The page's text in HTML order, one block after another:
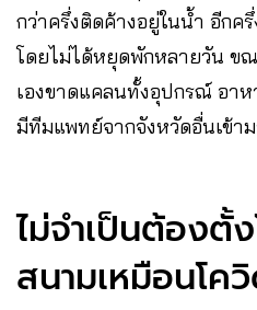
กว่าครึ่งติดค้างอยู่ในน้ำ อีกค
โดยไม่ได้หยุดพักหลายวัน ข
เองขาดแคลนทั้งอุปกรณ์ อาห
มีทีมแพทย์จากจังหวัดอื่นเข้า
ไม่จำเป็นต้องตั้
สนามเหมือนโค